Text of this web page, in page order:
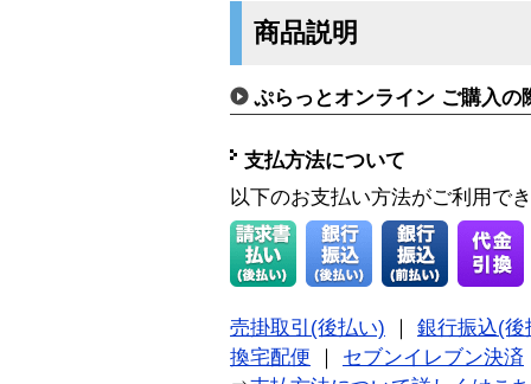
商品説明
ぷらっとオンライン ご購入の
支払方法について
以下のお支払い方法がご利用で
売掛取引(後払い)
銀行振込(後
換宅配便
セブンイレブン決済